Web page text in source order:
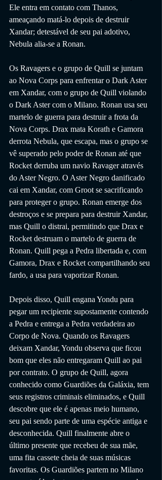
Ele entra em contato com Thanos,
ameaçando matá-lo depois de destruir
Xandar; detestável de seu pai adotivo,
Nebula alia-se a Ronan.
Os Ravagers e o grupo de Quill se juntam
ao Nova Corps para enfrentar o Dark Aster
em Xandar, com o grupo de Quill violando
o Dark Aster com o Milano. Ronan usa seu
martelo de guerra para destruir a frota da
Nova Corps. Drax mata Korath e Gamora
derrota Nebula, que escapa, mas o grupo se
vê superado pelo poder de Ronan até que
Rocket derruba um navio Ravager através
do Aster Negro. O Aster Negro danificado
cai em Xandar, com Groot se sacrificando
para proteger o grupo. Ronan emerge dos
destroços e se prepara para destruir Xandar,
mas Quill o distrai, permitindo que Drax e
Rocket destruam o martelo de guerra de
Ronan. Quill pega a Pedra libertada e, com
Gamora, Drax e Rocket compartilhando seu
fardo, a usa para vaporizar Ronan.
Depois disso, Quill engana Yondu para
pegar um recipiente supostamente contendo
a Pedra e entrega a Pedra verdadeira ao
Corpo de Nova. Quando os Ravagers
deixam Xandar, Yondu observa que ficou
bom que eles não entregaram Quill ao pai
por contrato. O grupo de Quill, agora
conhecido como Guardiões da Galáxia, tem
seus registros criminais eliminados, e Quill
descobre que ele é apenas meio humano,
seu pai sendo parte de uma espécie antiga e
desconhecida. Quill finalmente abre o
último presente que recebeu de sua mãe,
uma fita cassete cheia de suas músicas
favoritas. Os Guardiões partem no Milano